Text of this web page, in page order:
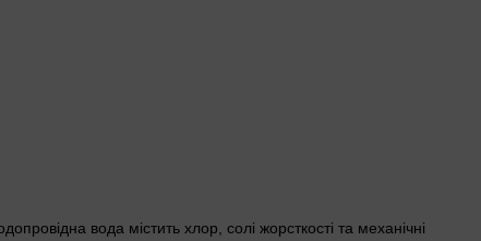
вода містить хлор, солі жорсткості та механічні